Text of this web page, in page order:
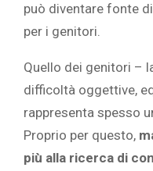
può diventare fonte
per i genitori.
Quello dei genitori –
difficoltà oggettive,
rappresenta spesso
Proprio per questo,
più alla ricerca di